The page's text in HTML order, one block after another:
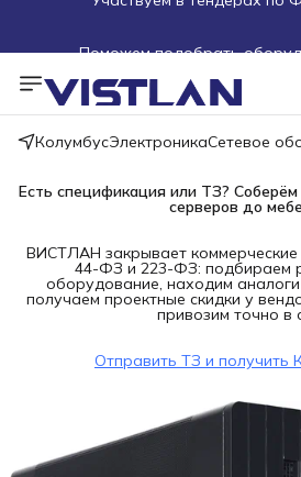
Пуско-наладочные
Пришлите запрос на e-
Более 100 000 позиций в
КолумбусЭлектроникаСетевое
Есть спецификация или ТЗ?
серверов до
ВИСТЛАН закрывает коммерческие
44-ФЗ и 223-ФЗ: подбираем
оборудование, находим
получаем проектные скидки у
привозим точно в
Отправить ТЗ и получить